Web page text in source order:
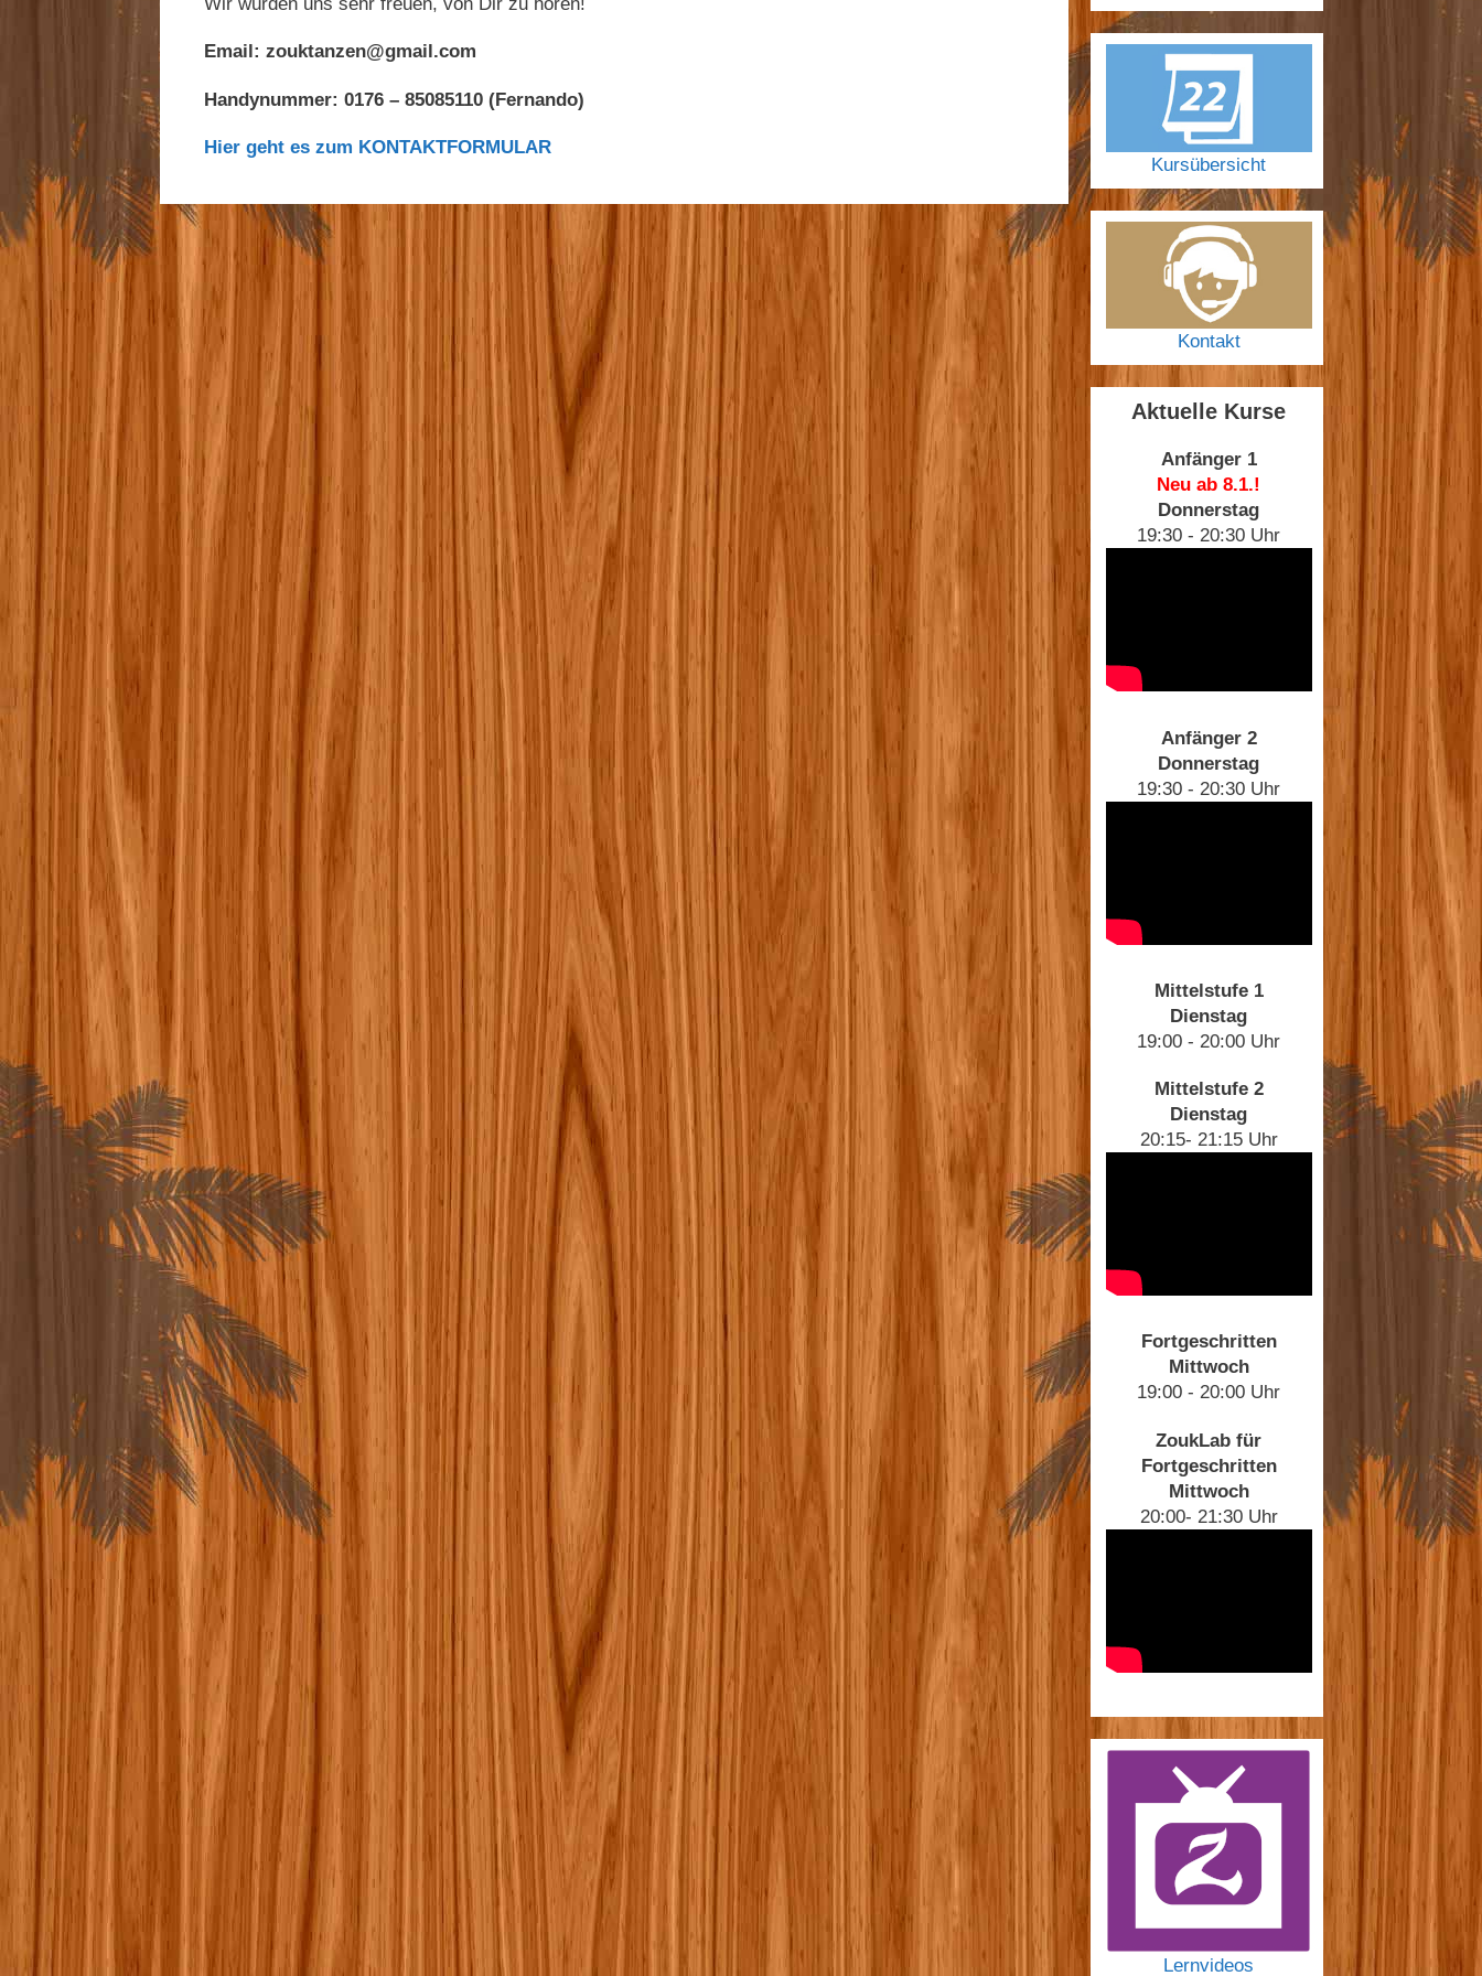
Email: zouktanzen@gmail.com
Handynummer: 0176 – 85085110 (Fernando)
Hier geht es zum KONTAKTFORMULAR
Kursübersicht
Kontakt
Aktuelle Kurse
Anfänger 1
Neu ab 8.1.!
Donnerstag
19:30 - 20:30 Uhr
Anfänger 2
Donnerstag
19:30 - 20:30 Uhr
Mittelstufe 1
Dienstag
19:00 - 20:00 Uhr
Mittelstufe 2
Dienstag
20:15- 21:15 Uhr
Fortgeschritten
Mittwoch
19:00 - 20:00 Uhr
ZoukLab für
Fortgeschritten
Mittwoch
20:00- 21:30 Uhr
Lernvideos